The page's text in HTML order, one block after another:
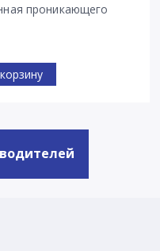
проникающего